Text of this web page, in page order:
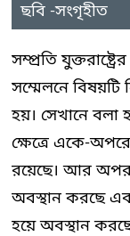
ছবি -সংগৃহীত
সম্প্রতি
সম্মেলনে
হয়। সেখানে বলা
ক্ষেত্রে একে-
রয়েছে। আর
অবস্থান করছে
হয়ে অবস্থান